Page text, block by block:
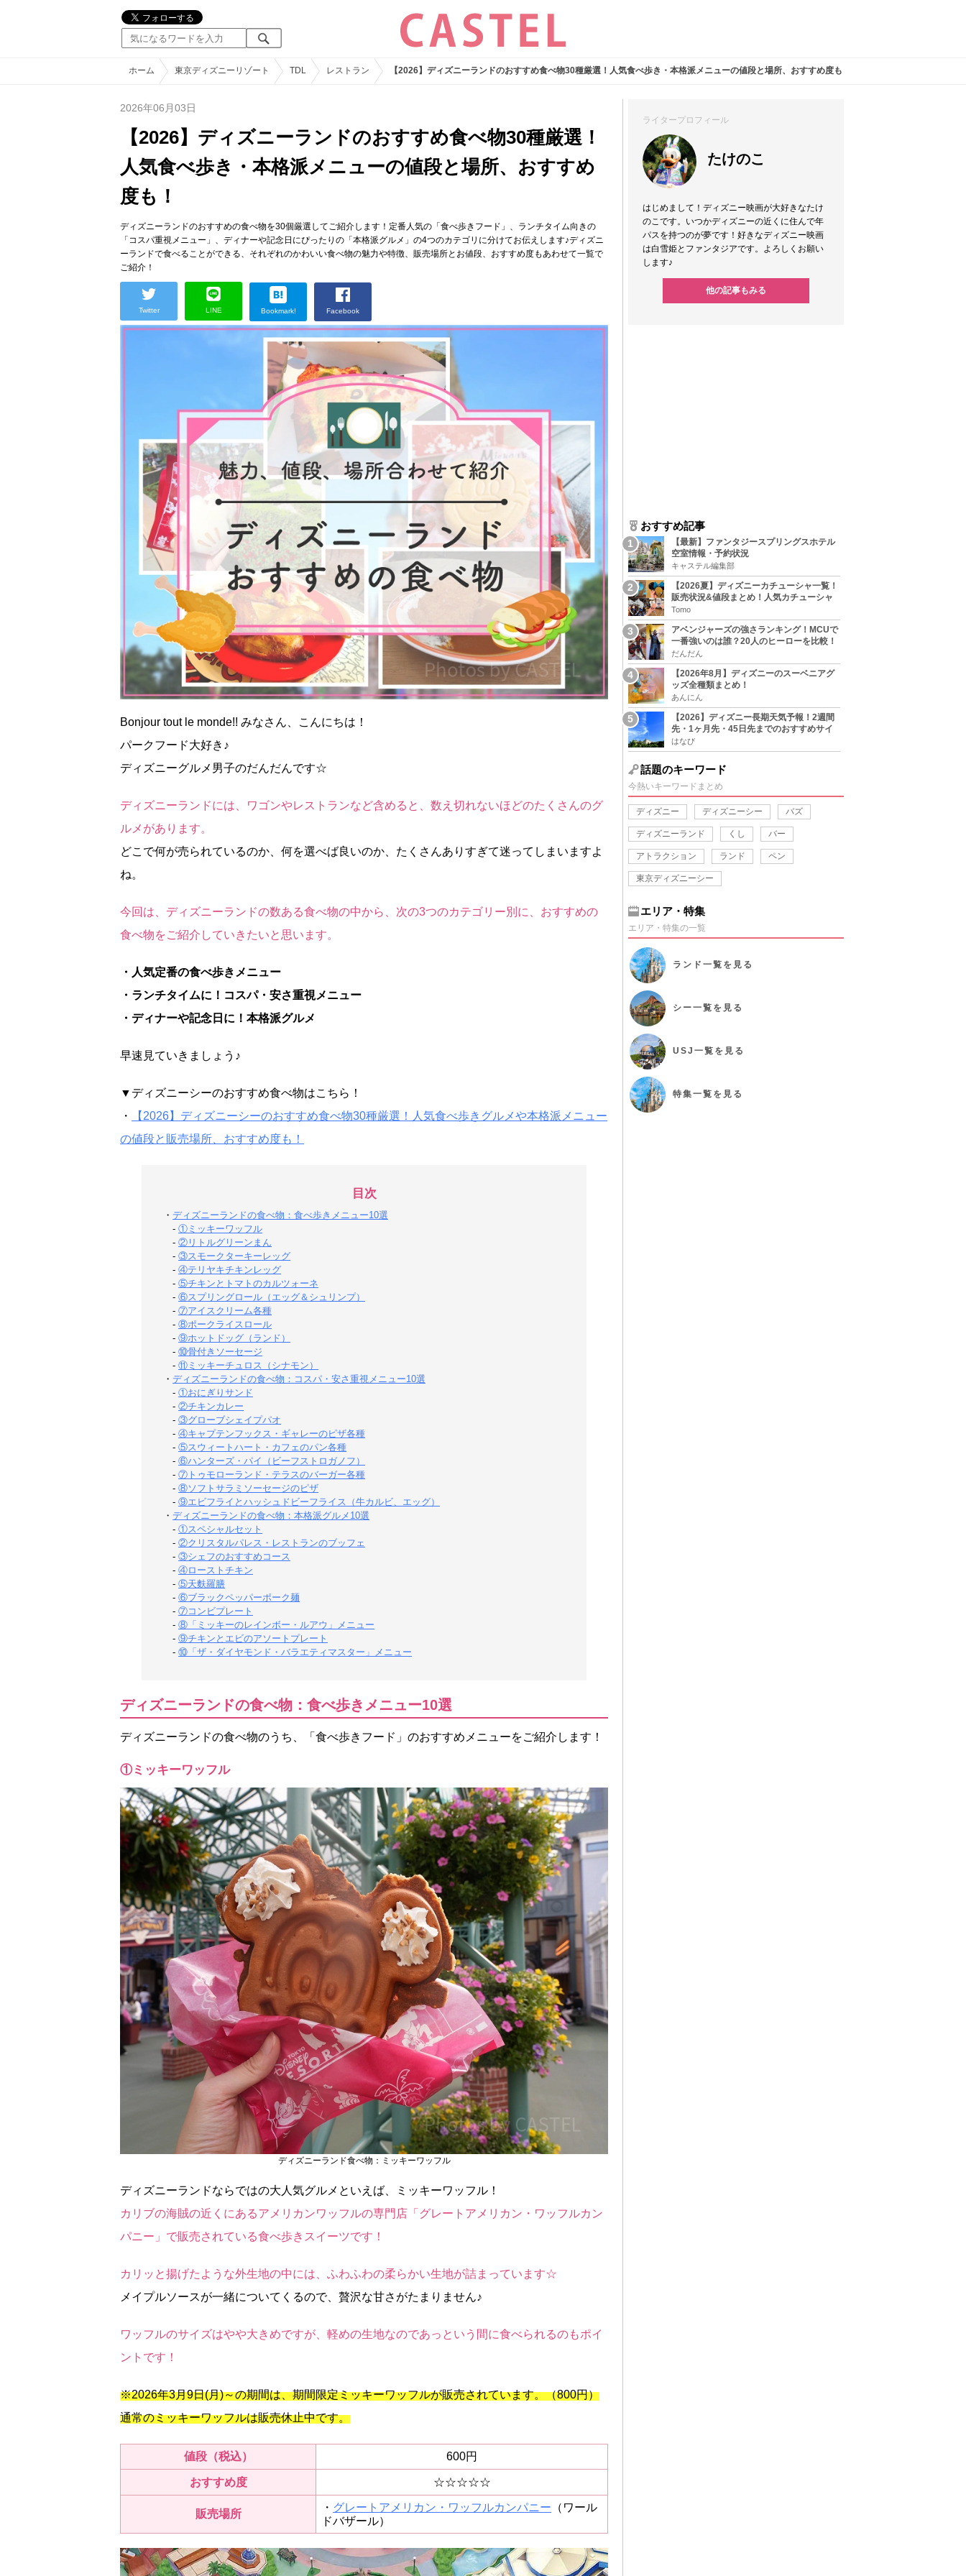
ホーム 東京ディズニーリゾート TDL レストラン 【2026】ディズニーランドのおすすめ食べ物30種厳選！人気食べ歩き・本格派メニューの値段と場所、おすすめ度も！
2026年06月03日
【2026】ディズニーランドのおすすめ食べ物30種厳選！
人気食べ歩き・本格派メニューの値段と場所、おすすめ
度も！
ディズニーランドのおすすめの食べ物を30個厳選してご紹介します！定番人気の「食べ歩きフード」、ランチタイム向きの
「コスパ重視メニュー」、ディナーや記念日にぴったりの「本格派グルメ」の4つのカテゴリに分けてお伝えします♪ディズニ
ーランドで食べることができる、それぞれのかわいい食べ物の魅力や特徴、販売場所とお値段、おすすめ度もあわせて一覧で
ご紹介！
Twitter LINE Bookmark! Facebook
Bonjour tout le monde!! みなさん、こんにちは！
パークフード大好き♪
ディズニーグルメ男子のだんだんです☆
ディズニーランドには、ワゴンやレストランなど含めると、数え切れないほどのたくさんのグ
ルメがあります。
どこで何が売られているのか、何を選べば良いのか、たくさんありすぎて迷ってしまいますよ
ね。
今回は、ディズニーランドの数ある食べ物の中から、次の3つのカテゴリー別に、おすすめの
食べ物をご紹介していきたいと思います。
・人気定番の食べ歩きメニュー
・ランチタイムに！コスパ・安さ重視メニュー
・ディナーや記念日に！本格派グルメ
早速見ていきましょう♪
▼ディズニーシーのおすすめ食べ物はこちら！
・
【2026】ディズニーシーのおすすめ食べ物30種厳選！人気食べ歩きグルメや本格派メニュー
の値段と販売場所、おすすめ度も！
目次
・ ディズニーランドの食べ物：食べ歩きメニュー10選
- ①ミッキーワッフル
- ②リトルグリーンまん
- ③スモークターキーレッグ
- ④テリヤキチキンレッグ
- ⑤チキンとトマトのカルツォーネ
- ⑥スプリングロール（エッグ＆シュリンプ）
- ⑦アイスクリーム各種
- ⑧ポークライスロール
- ⑨ホットドッグ（ランド）
- ⑩骨付きソーセージ
- ⑪ミッキーチュロス（シナモン）
・ ディズニーランドの食べ物：コスパ・安さ重視メニュー10選
- ①おにぎりサンド
- ②チキンカレー
- ③グローブシェイプパオ
- ④キャプテンフックス・ギャレーのピザ各種
- ⑤スウィートハート・カフェのパン各種
- ⑥ハンターズ・パイ（ビーフストロガノフ）
- ⑦トゥモローランド・テラスのバーガー各種
- ⑧ソフトサラミソーセージのピザ
- ⑨エビフライとハッシュドビーフライス（牛カルビ、エッグ）
・ ディズニーランドの食べ物：本格派グルメ10選
- ①スペシャルセット
- ②クリスタルパレス・レストランのブッフェ
- ③シェフのおすすめコース
- ④ローストチキン
- ⑤天麩羅膳
- ⑥ブラックペッパーポーク麺
- ⑦コンビプレート
- ⑧「ミッキーのレインボー・ルアウ」メニュー
- ⑨チキンとエビのアソートプレート
- ⑩「ザ・ダイヤモンド・バラエティマスター」メニュー
ディズニーランドの食べ物：食べ歩きメニュー10選
ディズニーランドの食べ物のうち、「食べ歩きフード」のおすすめメニューをご紹介します！
①ミッキーワッフル
ディズニーランド食べ物：ミッキーワッフル
ディズニーランドならではの大人気グルメといえば、ミッキーワッフル！
カリブの海賊の近くにあるアメリカンワッフルの専門店「グレートアメリカン・ワッフルカン
パニー」で販売されている食べ歩きスイーツです！
カリッと揚げたような外生地の中には、ふわふわの柔らかい生地が詰まっています☆
メイプルソースが一緒についてくるので、贅沢な甘さがたまりません♪
ワッフルのサイズはやや大きめですが、軽めの生地なのであっという間に食べられるのもポイ
ントです！
※2026年3月9日(月)～の期間は、期間限定ミッキーワッフルが販売されています。（800円）
通常のミッキーワッフルは販売休止中です。
値段（税込） 600円
おすすめ度 ☆☆☆☆☆
販売場所
・ グレートアメリカン・ワッフルカンパニー （ワール
ドバザール）
ライタープロフィール
たけのこ
はじめまして！ディズニー映画が大好きなたけ
のこです。いつかディズニーの近くに住んで年
パスを持つのが夢です！好きなディズニー映画
は白雪姫とファンタジアです。よろしくお願い
します♪
他の記事もみる
おすすめ記事
【最新】ファンタジースプリングスホテル
空室情報・予約状況
キャステル編集部
【2026夏】ディズニーカチューシャ一覧！
販売状況&値段まとめ！人気カチューシャ
をチェック
Tomo
アベンジャーズの強さランキング！MCUで
一番強いのは誰？20人のヒーローを比較！
だんだん
【2026年8月】ディズニーのスーベニアグ
ッズ全種類まとめ！
あんにん
【2026】ディズニー長期天気予報！2週間
先・1ヶ月先・45日先までのおすすめサイ
ト＆アプリまとめ！
はなび
話題のキーワード
今熱いキーワードまとめ
ディズニー ディズニーシー バズ
ディズニーランド くし バー
アトラクション ランド ペン
東京ディズニーシー
エリア・特集
エリア・特集の一覧
ランド 一覧を見る
シー一覧を見る
USJ 一覧を見る
特集一覧を見る